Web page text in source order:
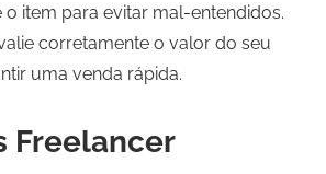
o item para evitar mal-entendidos.
corretamente o valor do seu
uma venda rápida.
Freelancer